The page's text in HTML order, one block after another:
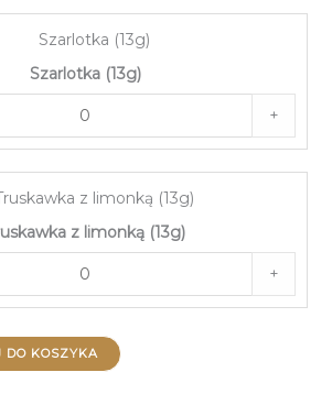
Szarlotka (13g)
+
z limonką (13g)
+
DO KOSZYKA